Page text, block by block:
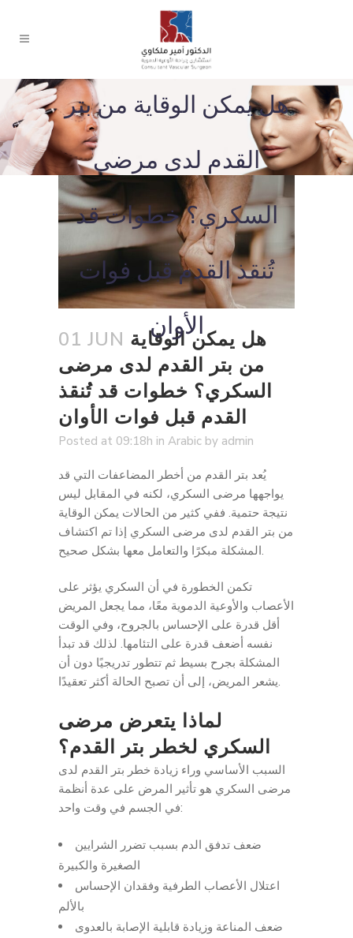
هل يمكن الوقاية من بتر
القدم لدى مرضى
السكري؟ خطوات قد
تُنقذ القدم قبل فوات
الأوان
01 JUN
من بتر القدم لدى مرضى
السكري؟ خطوات قد تُنقذ
القدم قبل فوات الأوان
Posted at 09:18h in Arabic by admin
يُعد بتر القدم من أخطر المضاعفات التي قد
يواجهها مرضى السكري، لكنه في المقابل ليس
نتيجة حتمية. ففي كثير من الحالات يمكن الوقاية
من بتر القدم لدى مرضى السكري إذا تم اكتشاف
المشكلة مبكرًا والتعامل معها بشكل صحيح.
تكمن الخطورة في أن السكري يؤثر على
الأعصاب والأوعية الدموية معًا، مما يجعل المريض
أقل قدرة على الإحساس بالجروح، وفي الوقت
نفسه أضعف قدرة على التئامها. لذلك قد تبدأ
المشكلة بجرح بسيط ثم تتطور تدريجيًا دون أن
يشعر المريض، إلى أن تصبح الحالة أكثر تعقيدًا.
لماذا يتعرض مرضى
السكري لخطر بتر القدم؟
السبب الأساسي وراء زيادة خطر بتر القدم لدى
مرضى السكري هو تأثير المرض على عدة أنظمة
في الجسم في وقت واحد:
ضعف تدفق الدم بسبب تضرر الشرايين
الصغيرة والكبيرة
اعتلال الأعصاب الطرفية وفقدان الإحساس
بالألم
ضعف المناعة وزيادة قابلية الإصابة بالعدوى